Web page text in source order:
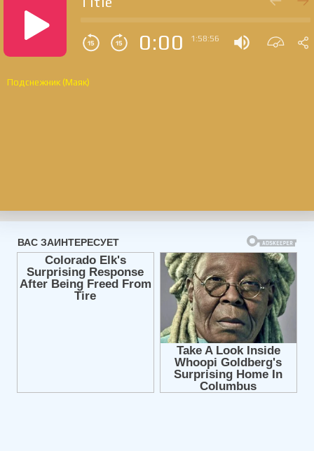
0:00 1:58:56
Подснежник (Маяк)